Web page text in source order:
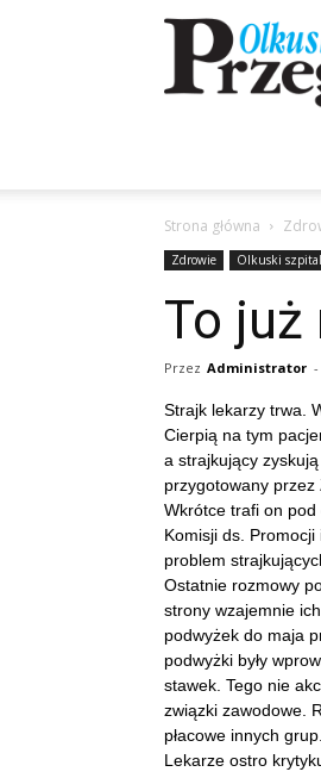
Przegląd
Olkuski
Strona główna
Zdrowie Olkuski szpital
To
Przez Administrator -
Strajk lekarzy trwa.
Cierpią na tym
a strajkujący
przygotowany przez
Wkrótce trafi on pod
Komisji ds.
problem
Ostatnie rozmowy
strony wzajemnie
podwyżek do maja
podwyżki były
stawek. Tego nie
związki zawodowe.
płacowe innych grup.
Lekarze ostro